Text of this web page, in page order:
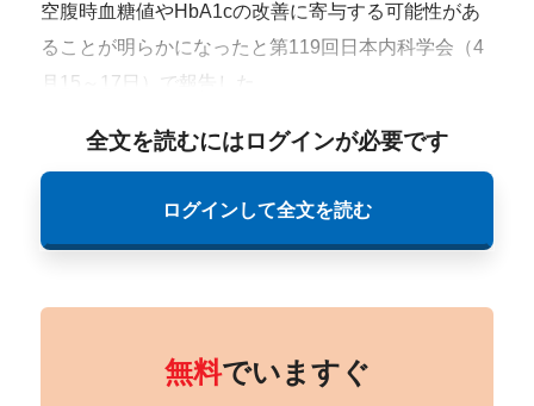
空腹時血糖値やHbA1cの改善に寄与する可能性があ
ることが明らかになったと第119回日本内科学会（4
月15～17日）で報告した。
全文を読むにはログインが必要です
ログインして全文を読む
無料でいますぐ